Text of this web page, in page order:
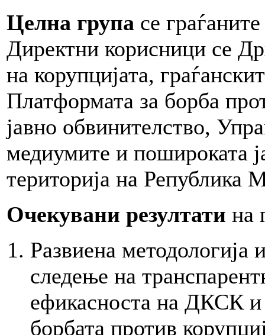
Целна група се
Директни корисници се
на корупцијата,
Платформата за борба
јавно обвинителство,
медиумите и пошироката
територија на Република
Очекувани резултати нa
Развиена методологија
следење на
ефикасноста на ДКСК и
борбата против